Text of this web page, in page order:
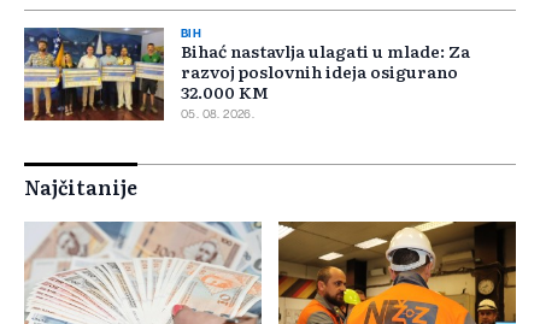
BIH
Bihać nastavlja ulagati u mlade: Za
razvoj poslovnih ideja osigurano
32.000 KM
05. 08. 2026.
Najčitanije